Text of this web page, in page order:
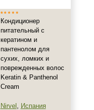
Кондиционер
питательный с
кератином и
пантенолом для
сухих, ломких и
поврежденных волос
Keratin & Panthenol
Cream
Nirvel , Испания